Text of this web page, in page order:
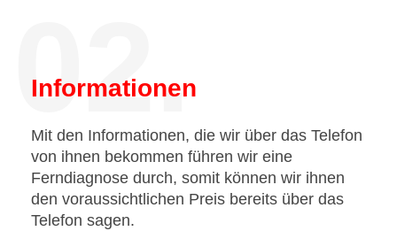
02.
Informationen
Mit den Informationen, die wir über das Telefon
von ihnen bekommen führen wir eine
Ferndiagnose durch, somit können wir ihnen
den voraussichtlichen Preis bereits über das
Telefon sagen.